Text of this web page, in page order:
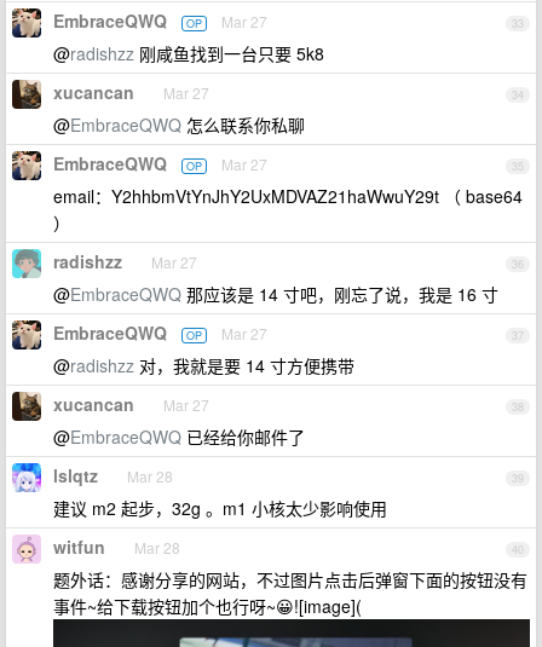
33
EmbraceQWQ OP Mar 27
@radishzz 刚咸鱼找到一台只要 5k8
34
xucancan Mar 27
@EmbraceQWQ 怎么联系你私聊
35
EmbraceQWQ OP Mar 27
email：Y2hhbmVtYnJhY2UxMDVAZ21haWwuY29t （ base64
）
36
radishzz Mar 27
@EmbraceQWQ 那应该是 14 寸吧，刚忘了说，我是 16 寸
37
EmbraceQWQ OP Mar 27
@radishzz 对，我就是要 14 寸方便携带
38
xucancan Mar 27
@EmbraceQWQ 已经给你邮件了
39
lslqtz Mar 28
建议 m2 起步，32g 。m1 小核太少影响使用
40
witfun Mar 28
题外话：感谢分享的网站，不过图片点击后弹窗下面的按钮没有
事件~给下载按钮加个也行呀~😀![image](